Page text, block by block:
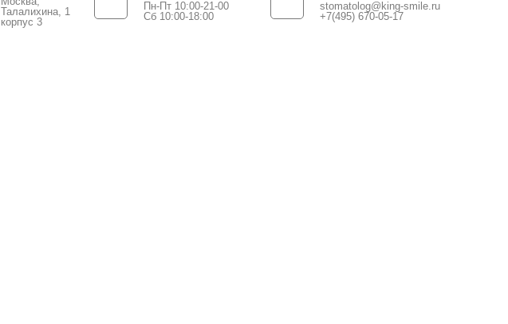
Талалихина, 1
корпус 3
Пн-Пт 10:00-21-00
Сб 10:00-18:00​
stomatolog@king-smile.ru
+7(495) 670-05-17